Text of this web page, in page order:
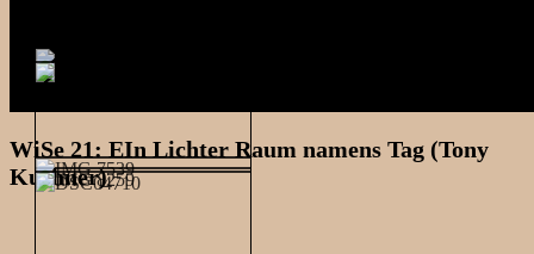
WiSe 21: EIn Lichter Raum namens Tag (Tony
Kushner)